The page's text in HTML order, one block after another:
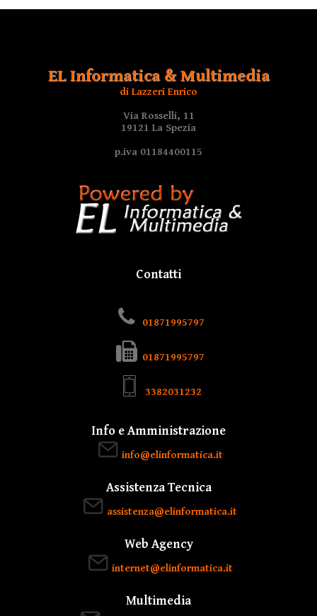
EL Informatica & Multimedia
di Lazzeri Enrico
Via Rosselli, 11
19121 La Spezia
p.iva 01184400115
Contatti
01871995797
01871995797
3382031232
Info e Amministrazione
info@elinformatica.it
Assistenza Tecnica
assistenza@elinformatica.it
Web Agency
internet@elinformatica.it
Multimedia